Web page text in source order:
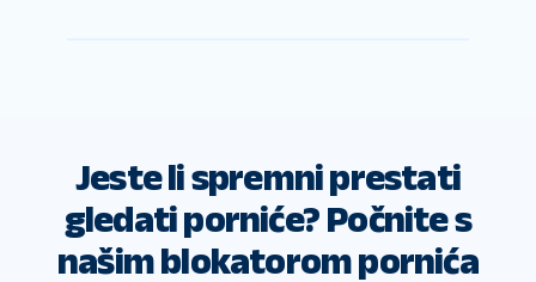
Jeste li spremni prestati
gledati porniće? Počnite s
našim blokatorom pornića